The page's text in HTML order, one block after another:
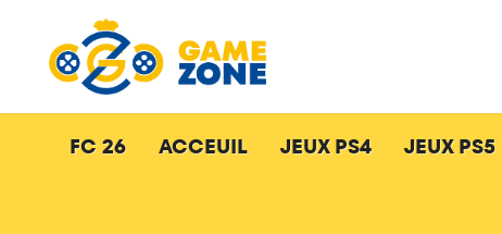
FC 26 ACCEUIL JEUX PS4 JEUX PS5